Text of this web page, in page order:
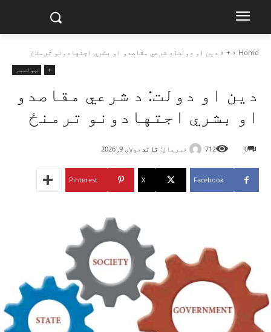
Home
+ دین او دولت: د شرعي مقاصدو او بشري اجتهادونو ترمنځ
+ ټولنیز
دین او دولت: د شرعي مقاصدو
او بشري اجتهادونو ترمنځ
خبریال: تاند جولای 9, 2026 0
712
Facebook
X
Pinterest